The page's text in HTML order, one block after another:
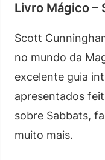
Livro Mágico –
Scott
no mundo da
excelente guia
apresentados
sobre Sabbats,
muito mais.